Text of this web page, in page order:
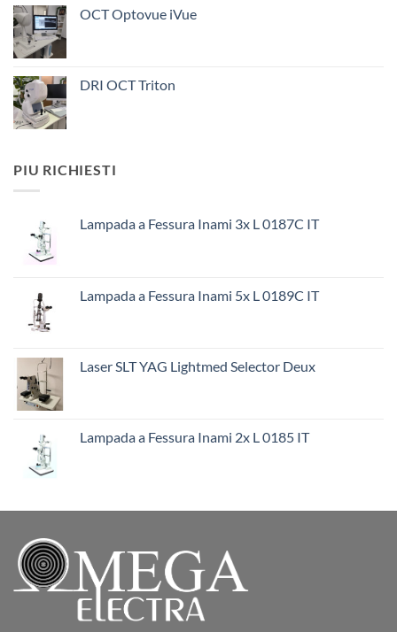
OCT Optovue iVue
DRI OCT Triton
PIU RICHIESTI
Lampada a Fessura Inami 3x L 0187C IT
Lampada a Fessura Inami 5x L 0189C IT
Laser SLT YAG Lightmed Selector Deux
Lampada a Fessura Inami 2x L 0185 IT